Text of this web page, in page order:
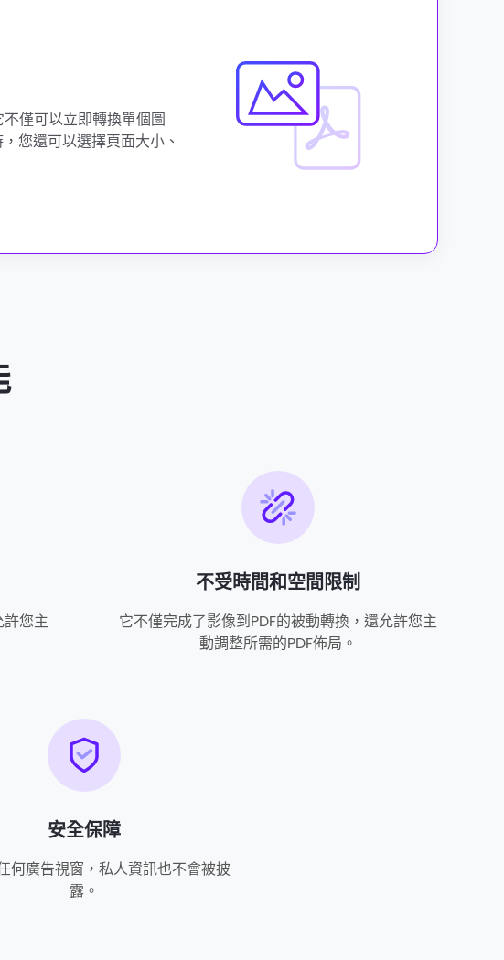
僅可以立即轉換單個圖
您還可以選擇頁面大小、
許您主
不受時間和空間限制
它不僅完成了影像到PDF的被動轉換，還允許您主
動調整所需的PDF佈局。
安全保障
何廣告視窗，私人資訊也不會被披
露。